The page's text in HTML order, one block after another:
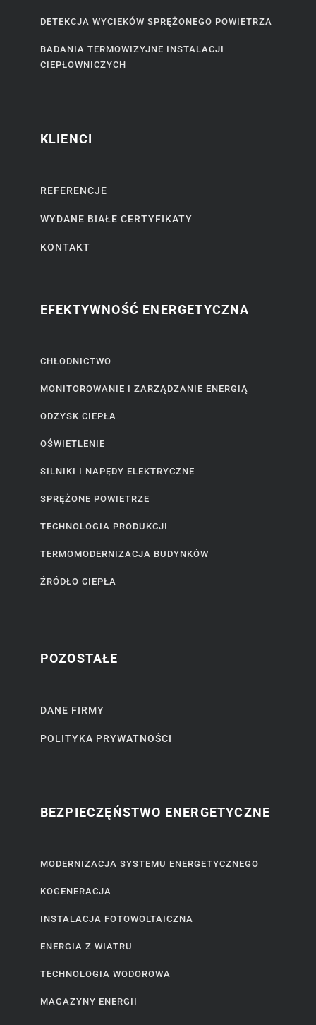
DETEKCJA WYCIEKÓW SPRĘŻONEGO POWIETRZA
BADANIA TERMOWIZYJNE INSTALACJI
CIEPŁOWNICZYCH
KLIENCI
REFERENCJE
WYDANE BIAŁE CERTYFIKATY
KONTAKT
EFEKTYWNOŚĆ ENERGETYCZNA
CHŁODNICTWO
MONITOROWANIE I ZARZĄDZANIE ENERGIĄ
ODZYSK CIEPŁA
OŚWIETLENIE
SILNIKI I NAPĘDY ELEKTRYCZNE
SPRĘŻONE POWIETRZE
TECHNOLOGIA PRODUKCJI
TERMOMODERNIZACJA BUDYNKÓW
ŹRÓDŁO CIEPŁA
POZOSTAŁE
DANE FIRMY
POLITYKA PRYWATNOŚCI
BEZPIECZĘŃSTWO ENERGETYCZNE
MODERNIZACJA SYSTEMU ENERGETYCZNEGO
KOGENERACJA
INSTALACJA FOTOWOLTAICZNA
ENERGIA Z WIATRU
TECHNOLOGIA WODOROWA
MAGAZYNY ENERGII